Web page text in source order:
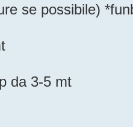
se possibile)
da 3-5 mt